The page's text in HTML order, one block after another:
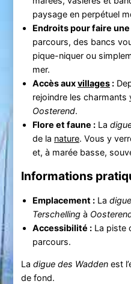
paysage en perpétuel
Endroits pour faire une
parcours, des bancs
pique-niquer ou
mer.
Accès auxvillages:
rejoindre les charmants
Oosterend.
Flore et faune :La
de la nature. Vous y
et, à marée basse,
Informations
Emplacement :La
Terschellingà
Accessibilité :La piste
parcours.
La digue des Waddenest
de fond.